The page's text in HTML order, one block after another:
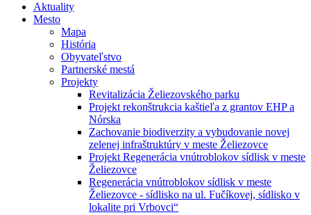
Aktuality
Mesto
Mapa
História
Obyvateľstvo
Partnerské mestá
Projekty
Revitalizácia Želiezovského parku
Projekt rekonštrukcia kaštieľa z grantov EHP a
Nórska
Zachovanie biodiverzity a vybudovanie novej
zelenej infraštruktúry v meste Želiezovce
Projekt Regenerácia vnútroblokov sídlisk v meste
Želiezovce
Regenerácia vnútroblokov sídlisk v meste
Želiezovce - sídlisko na ul. Fučíkovej, sídlisko v
lokalite pri Vrbovci“